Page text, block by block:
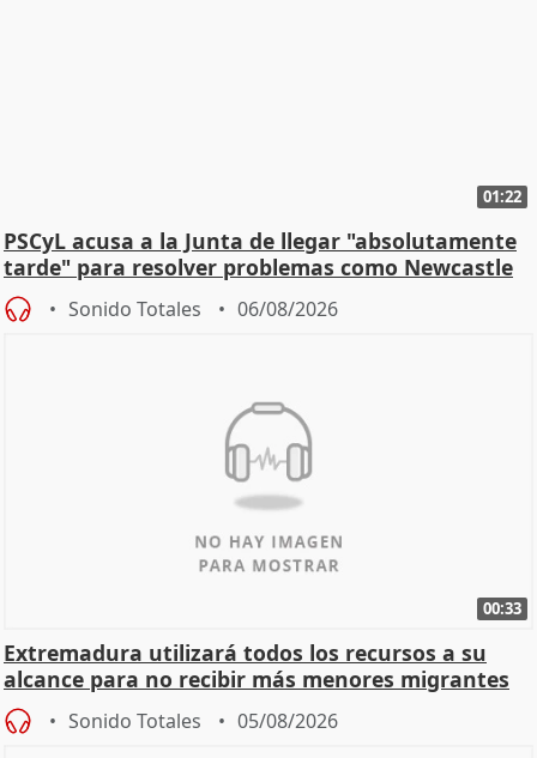
01:22
PSCyL acusa a la Junta de llegar "absolutamente
tarde" para resolver problemas como Newcastle
Sonido Totales 06/08/2026
00:33
Extremadura utilizará todos los recursos a su
alcance para no recibir más menores migrantes
Sonido Totales 05/08/2026